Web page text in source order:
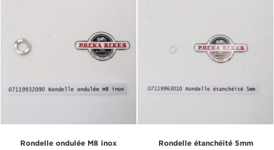
Rondelle ondulée M8 inox Rondelle étanchéité 5mm